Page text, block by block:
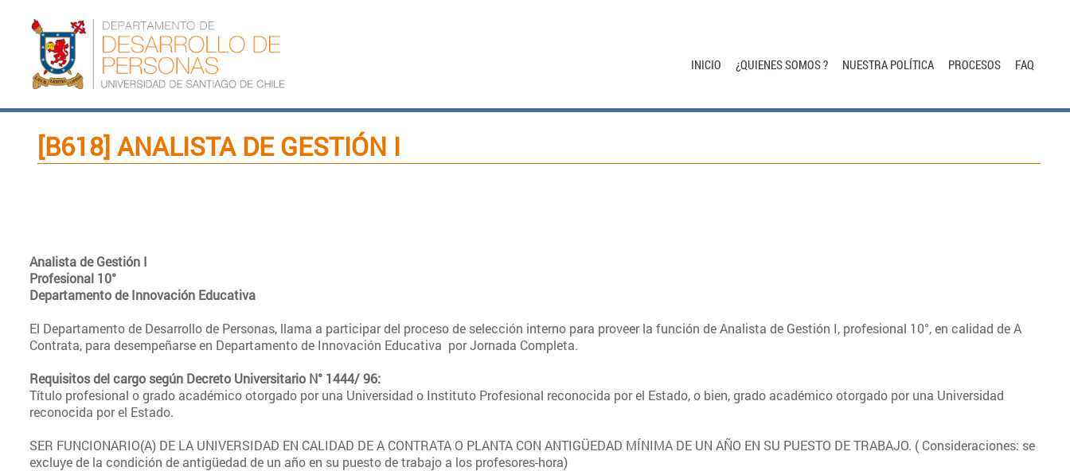
INICIO ¿QUIENES SOMOS ? NUESTRA POLÍTICA PROCESOS FAQ
[B618] ANALISTA DE GESTIÓN I
Analista de Gestión I
Profesional 10°
Departamento de Innovación Educativa
El Departamento de Desarrollo de Personas, llama a participar del proceso de selección interno para proveer la función de Analista de Gestión I, profesional 10°, en calidad de A
Contrata, para desempeñarse en Departamento de Innovación Educativa por Jornada Completa.
Requisitos del cargo según Decreto Universitario N° 1444/ 96:
Título profesional o grado académico otorgado por una Universidad o Instituto Profesional reconocida por el Estado, o bien, grado académico otorgado por una Universidad
reconocida por el Estado.
SER FUNCIONARIO(A) DE LA UNIVERSIDAD EN CALIDAD DE A CONTRATA O PLANTA CON ANTIGÜEDAD MÍNIMA DE UN AÑO EN SU PUESTO DE TRABAJO. ( Consideraciones: se
excluye de la condición de antigüedad de un año en su puesto de trabajo a los profesores-hora)